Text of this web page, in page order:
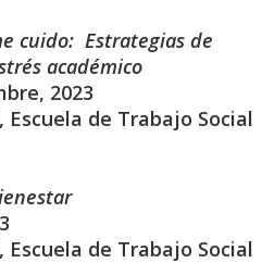
cuido: Estrategias de
académico
2023
Escuela de Trabajo Social
Escuela de Trabajo Social